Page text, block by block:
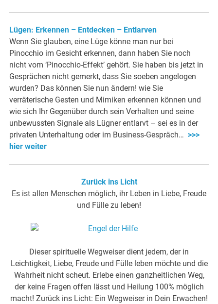
Lügen: Erkennen – Entdecken – Entlarven
Wenn Sie glauben, eine Lüge könne man nur bei
Pinocchio im Gesicht erkennen, dann haben Sie noch
nicht vom ‘Pinocchio-Effekt’ gehört. Sie haben bis jetzt in
Gesprächen nicht gemerkt, dass Sie soeben angelogen
wurden? Das können Sie nun ändern! wie Sie
verräterische Gesten und Mimiken erkennen können und
wie sich Ihr Gegenüber durch sein Verhalten und seine
unbewussten Signale als Lügner entlarvt – sei es in der
privaten Unterhaltung oder im Business-Gespräch… >>>
hier weiter
Zurück ins Licht
Es ist allen Menschen möglich, ihr Leben in Liebe, Freude
und Fülle zu leben!
Dieser spirituelle Wegweiser dient jedem, der in
Leichtigkeit, Liebe, Freude und Fülle leben möchte und die
Wahrheit nicht scheut. Erlebe einen ganzheitlichen Weg,
der keine Fragen offen lässt und Heilung 100% möglich
macht! Zurück ins Licht: Ein Wegweiser in Dein Erwachen!